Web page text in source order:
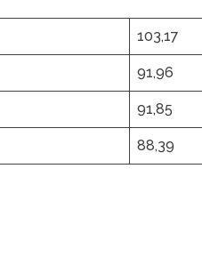
103,17
91,96
91,85
88,39